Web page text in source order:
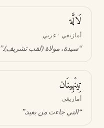
لَالَّة
أمازيغي · عربي
“سيدة، مولاة (لقب تشريف).”
تِينْهِينَان
أمازيغي
“التي جاءت من بعيد.”